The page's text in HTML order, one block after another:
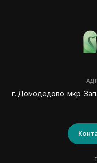
г. Домодедово, мкр.